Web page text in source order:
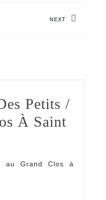
NEXT
Petits /
À Saint
au Grand Clos à